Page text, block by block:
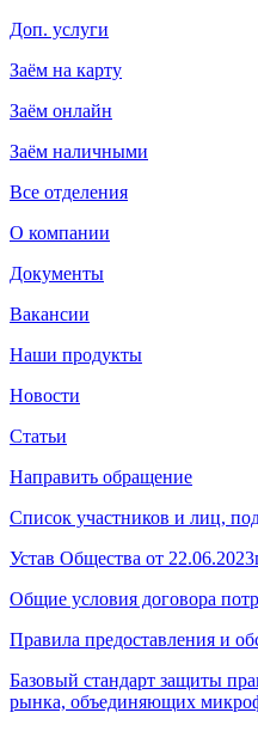
Доп. услуги
Заём на карту
Заём онлайн
Заём наличными
Все отделения
О компании
Документы
Вакансии
Наши продукты
Новости
Статьи
Направить обращение
Список участников и лиц,
Устав Общества от
Общие условия договора
Правила предоставления и
Базовый стандарт защиты
рынка, объединяющих